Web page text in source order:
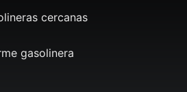
cercanas
gasolinera